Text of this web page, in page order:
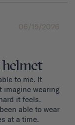
06/15/2026
to me. It
imagine wearing
it feels.
able to wear
at a time.